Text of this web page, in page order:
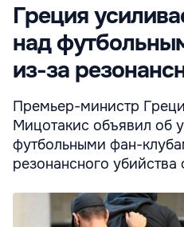
Греция
над
из-за
Премьер-министр
Мицотакис объявил об
футбольными фан-
резонансного